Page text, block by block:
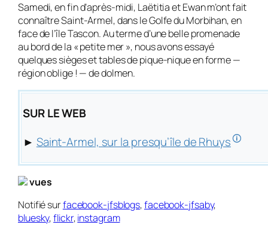
Samedi, en fin d’après-midi, Laëtitia et Ewan m’ont fait
connaître Saint-Armel, dans le Golfe du Morbihan, en
face de l’île Tascon. Au terme d’une belle promenade
au bord de la « petite mer », nous avons essayé
quelques sièges et tables de pique-nique en forme —
région oblige ! — de dolmen.
SUR LE WEB
► Saint-Armel, sur la presqu’île de Rhuys🛈
vues
Notifié surfacebook-jfsblogs,facebook-jfsaby,
bluesky,flickr,instagram